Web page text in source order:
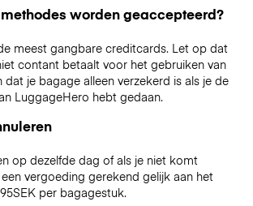
worden geaccepteerd?
meest gangbare creditcards. Let op dat
contant betaalt voor het gebruiken van
dat je bagage alleen verzekerd is als je de
LuggageHero hebt gedaan.
op dezelfde dag of als je niet komt
vergoeding gerekend gelijk aan het
per bagagestuk.